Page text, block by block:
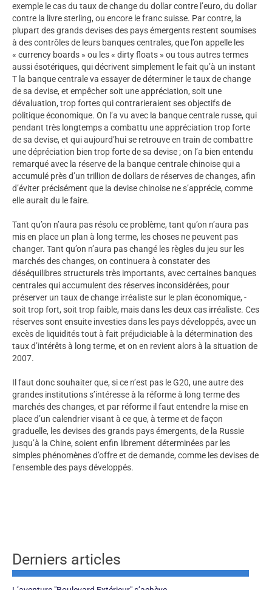
exemple le cas du taux de change du dollar contre l’euro, du dollar
contre la livre sterling, ou encore le franc suisse. Par contre, la
plupart des grands devises des pays émergents restent soumises
à des contrôles de leurs banques centrales, que l’on appelle les
« currency boards » ou les « dirty floats » ou tous autres termes
aussi ésotériques, qui décrivent simplement le fait qu’à un instant
T la banque centrale va essayer de déterminer le taux de change
de sa devise, et empêcher soit une appréciation, soit une
dévaluation, trop fortes qui contrarieraient ses objectifs de
politique économique. On l’a vu avec la banque centrale russe, qui
pendant très longtemps a combattu une appréciation trop forte
de sa devise, et qui aujourd’hui se retrouve en train de combattre
une dépréciation bien trop forte de sa devise ; on l’a bien entendu
remarqué avec la réserve de la banque centrale chinoise qui a
accumulé près d’un trillion de dollars de réserves de changes, afin
d’éviter précisément que la devise chinoise ne s’apprécie, comme
elle aurait du le faire.
Tant qu’on n’aura pas résolu ce problème, tant qu’on n’aura pas
mis en place un plan à long terme, les choses ne peuvent pas
changer. Tant qu’on n’aura pas changé les règles du jeu sur les
marchés des changes, on continuera à constater des
déséquilibres structurels très importants, avec certaines banques
centrales qui accumulent des réserves inconsidérées, pour
préserver un taux de change irréaliste sur le plan économique, -
soit trop fort, soit trop faible, mais dans les deux cas irréaliste. Ces
réserves sont ensuite investies dans les pays développés, avec un
excès de liquidités tout à fait préjudiciable à la détermination des
taux d’intérêts à long terme, et on en revient alors à la situation de
2007.
Il faut donc souhaiter que, si ce n’est pas le G20, une autre des
grandes institutions s’intéresse à la réforme à long terme des
marchés des changes, et par réforme il faut entendre la mise en
place d’un calendrier visant à ce que, à terme et de façon
graduelle, les devises des grands pays émergents, de la Russie
jusqu’à la Chine, soient enfin librement déterminées par les
simples phénomènes d’offre et de demande, comme les devises de
l’ensemble des pays développés.
Derniers articles